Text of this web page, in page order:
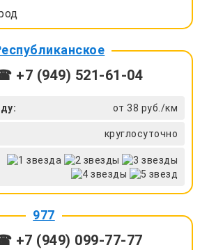
+7 (949) 521-61-04
от 38 руб./км
круглосуточно
977
+7 (949) 099-77-77